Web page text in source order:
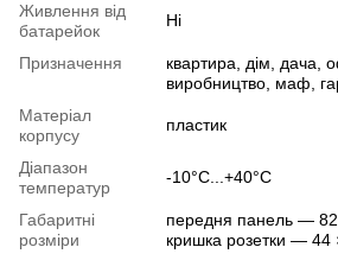
Живлення від
батарейок
Ні
Призначення
квартира, дім, дача,
виробництво, маф,
Матеріал
корпусу
пластик
Діапазон
температур
-10°C...+40°C
Габаритні
розміри
передня панель —
кришка розетки —